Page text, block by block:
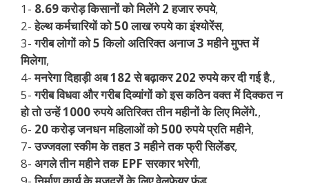
1- 8.69 करोड़ किसानों को मिलेंगे 2 हजार रुपये,
2-हेल्थ कर्मचारियों को 50 लाख रुपये का इंश्योरेंस,
3-गरीब लोगों को 5 किलो अतिरिक्त अनाज 3 महीने मुफ्त में
मिलेगा,
4-मनरेगा दिहाड़ी अब 182 से बढ़ाकर 202 रुपये कर दी गई है.,
5-गरीब विधवा और गरीब दिव्यांगों को इस कठिन वक्त में दिक्कत न
हो तो उन्हें 1000 रुपये अतिरिक्त तीन महीनों के लिए मिलेंगे.,
6- 20 करोड़ जनधन महिलाओं को 500 रुपये प्रति महीने,
7-उज्जवला स्कीम के तहत 3 महीने तक फ्री सिलेंडर,
8- अगले तीन महीने तक EPF सरकार भरेगी,